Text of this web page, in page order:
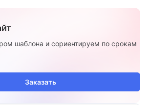
шаблона и сориентируем по срокам
Заказать